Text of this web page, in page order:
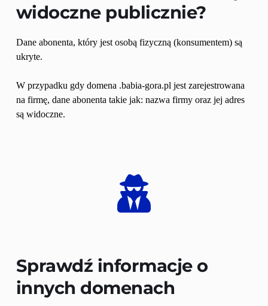
widoczne publicznie?
Dane abonenta, który jest osobą fizyczną (konsumentem) są
ukryte.
W przypadku gdy domena .babia-gora.pl jest zarejestrowana
na firmę, dane abonenta takie jak: nazwa firmy oraz jej adres
są widoczne.
Sprawdź informacje o
innych domenach